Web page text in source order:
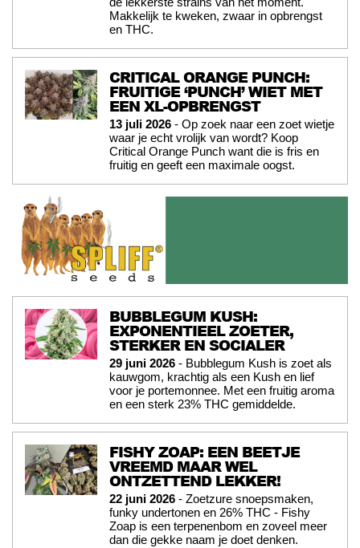
Makkelijk te kweken, zwaar in opbrengst
en THC.
CRITICAL ORANGE PUNCH:
FRUITIGE ‘PUNCH’ WIET MET
EEN XL-OPBRENGST
13 juli 2026 - Op zoek naar een zoet wietje
waar je echt vrolijk van wordt? Koop
Critical Orange Punch want die is fris en
fruitig en geeft een maximale oogst.
BUBBLEGUM KUSH:
EXPONENTIEEL ZOETER,
STERKER EN SOCIALER
29 juni 2026 - Bubblegum Kush is zoet als
kauwgom, krachtig als een Kush en lief
voor je portemonnee. Met een fruitig aroma
en een sterk 23% THC gemiddelde.
FISHY ZOAP: EEN BEETJE
VREEMD MAAR WEL
ONTZETTEND LEKKER!
22 juni 2026 - Zoetzure snoepsmaken,
funky undertonen en 26% THC - Fishy
Zoap is een terpenenbom en zoveel meer
dan die gekke naam je doet denken.